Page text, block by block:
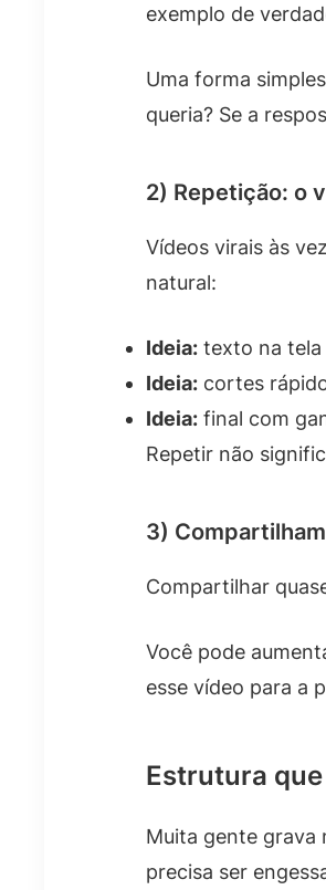
exemplo de
Uma forma
queria? Se a
2) Repetição: o
Vídeos virais às
natural:
Ideia: texto na tela
Ideia: cortes
Ideia: final com
Repetir não
3)
Compartilhar
Você pode
esse vídeo para a
Estrutura
Muita gente grava
precisa ser